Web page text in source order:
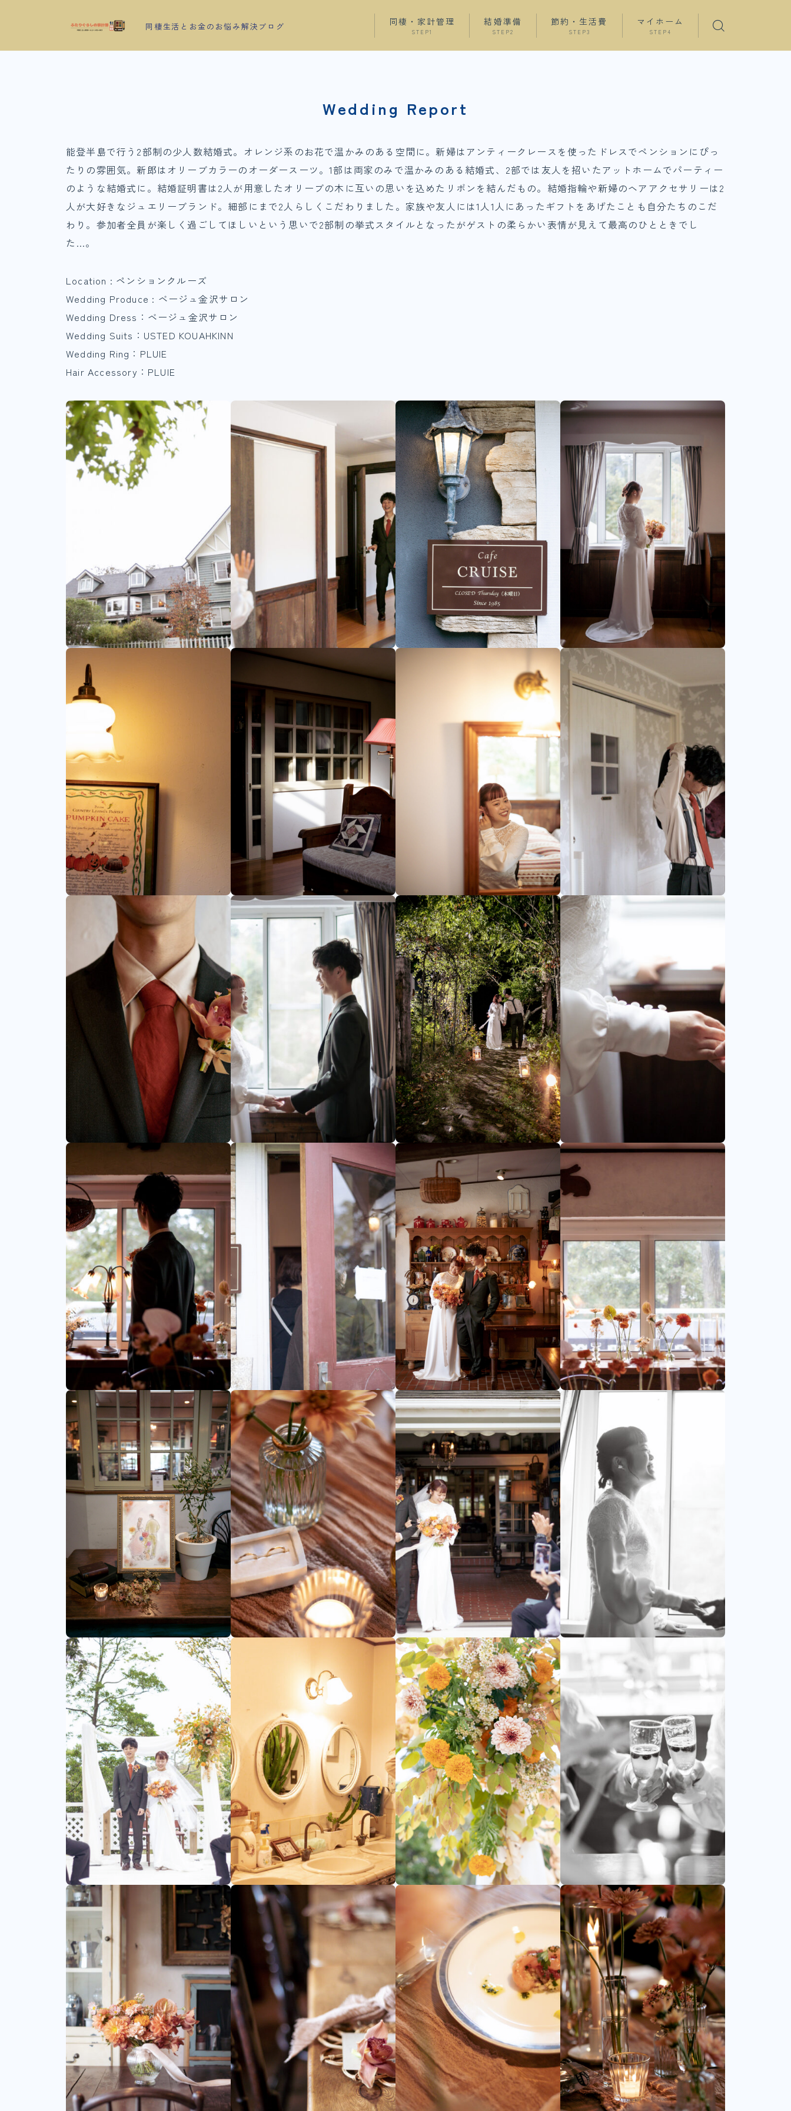
同棲生活とお金のお悩み解決ブログ 同棲・家計管理
STEP1
結婚準備
STEP2
節約・生活費
STEP3
マイホーム
STEP4
Wedding Report
能登半島で行う2部制の少人数結婚式。オレンジ系のお花で温かみのある空間に。新婦はアンティークレースを使ったドレスでペンションにぴっ
たりの雰囲気。新郎はオリーブカラーのオーダースーツ。1部は両家のみで温かみのある結婚式、2部では友人を招いたアットホームでパーティー
のような結婚式に。結婚証明書は2人が用意したオリーブの木に互いの思いを込めたリボンを結んだもの。結婚指輪や新婦のヘアアクセサリーは2
人が大好きなジュエリーブランド。細部にまで2人らしくこだわりました。家族や友人には1人1人にあったギフトをあげたことも自分たちのこだ
わり。参加者全員が楽しく過ごしてほしいという思いで2部制の挙式スタイルとなったがゲストの柔らかい表情が見えて最高のひとときでし
た…。
Location : ペンションクルーズ
Wedding Produce : ベージュ金沢サロン
Wedding Dress：ベージュ金沢サロン
Wedding Suits：USTED KOUAHKINN
Wedding Ring：PLUIE
Hair Accessory：PLUIE